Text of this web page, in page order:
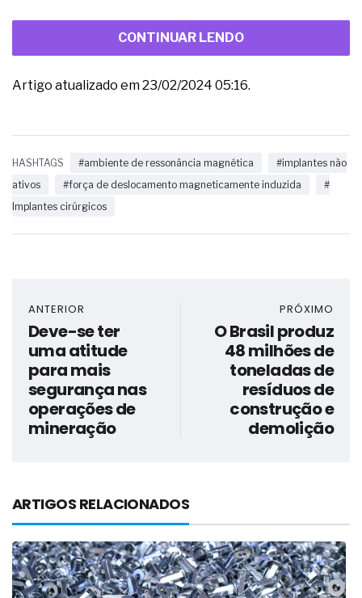
CONTINUAR LENDO
Artigo atualizado em 23/02/2024 05:16.
HASHTAGS #ambiente de ressonância magnética
#implantes não
ativos
#força de deslocamento magneticamente induzida
#
Implantes cirúrgicos
ANTERIOR
Deve-se ter
uma atitude
para mais
segurança nas
operações de
mineração
PRÓXIMO
O Brasil produz
48 milhões de
toneladas de
resíduos de
construção e
demolição
ARTIGOS RELACIONADOS